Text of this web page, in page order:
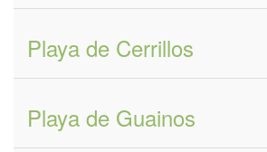
Playa de Cerrillos
Playa de Guainos